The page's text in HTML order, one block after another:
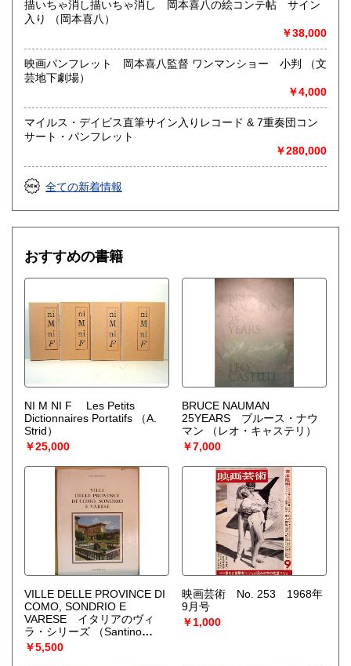
店頭買取り、出張買取りを承っております。
お気軽にご相談下さい。
取り扱い分野
一般（その他）
アナログ・レコードやCDなどの音楽・音声・映像メディア
描いちゃ消し描いちゃ消し 岡本喜八の絵コンテ帖 サイン
入り （岡本喜八）
￥38,000
映画パンフレット 岡本喜八監督 ワンマンショー 小判 （文
芸地下劇場）
￥4,000
マイルス・デイビス直筆サイン入りレコード & 7重奏団コン
サート・パンフレット
￥280,000
全ての新着情報
おすすめの書籍
NI M NI F Les Petits
Dictionnaires Portatifs
（A.
Strid）
￥25,000
BRUCE NAUMAN
25YEARS ブルース・ナウ
マン
（レオ・キャステリ）
￥7,000
VILLE DELLE PROVINCE DI
COMO, SONDRIO E
VARESE イタリアのヴィ
ラ・シリーズ
（Santino
Lange）
￥5,500
映画芸術 No. 253 1968年
9月号
￥1,000